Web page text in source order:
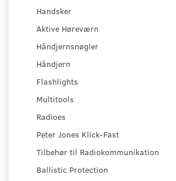
Handsker
Aktive Høreværn
Håndjernsnøgler
Håndjern
Flashlights
Multitools
Radioes
Peter Jones Klick-Fast
Tilbehør til Radiokommunikation
Ballistic Protection